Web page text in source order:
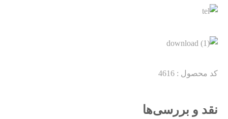
کد محصول : 4616
نقد و بررسی‌ها